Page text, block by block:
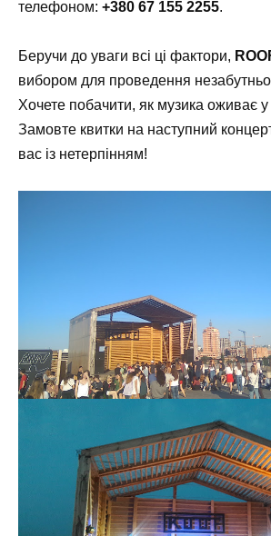
телефоном: +380 67 155 2255.
Беручи до уваги всі ці фактори,
вибором для проведення
Хочете побачити, як музика оживає у
Замовте квитки на наступний
вас із нетерпінням!